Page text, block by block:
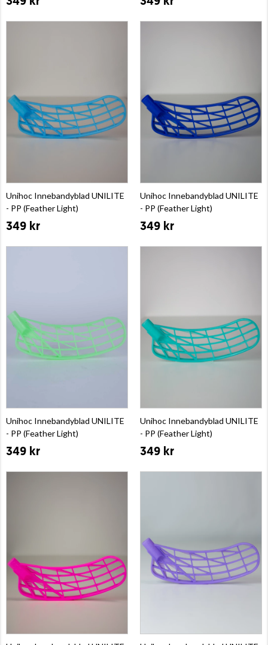
Unihoc Innebandyblad UNILITE
- PP (Feather Light)
349 kr
Unihoc Innebandyblad UNILITE
- PP (Feather Light)
349 kr
Unihoc Innebandyblad UNILITE
- PP (Feather Light)
349 kr
Unihoc Innebandyblad UNILITE
- PP (Feather Light)
349 kr